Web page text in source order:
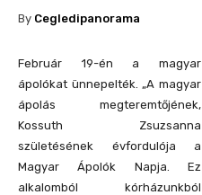
By Cegledipanorama
Február 19-én a magyar
ápolókat ünnepelték. „A magyar
ápolás megteremtőjének,
Kossuth Zsuzsanna
születésének évfordulója a
Magyar Ápolók Napja. Ez
alkalomból kórházunkból